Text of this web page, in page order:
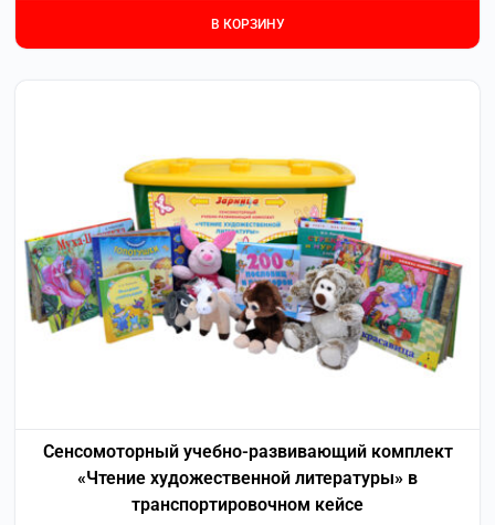
В КОРЗИНУ
Сенсомоторный учебно-развивающий комплект
«Чтение художественной литературы» в
транспортировочном кейсе